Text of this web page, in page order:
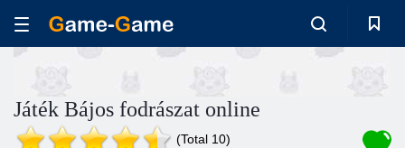
Játék Bájos fodrászat online
(Total 10)